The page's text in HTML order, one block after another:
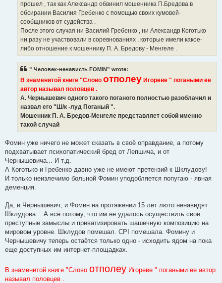
прошел , так как Александр обвинил мошенника П.Бредова в
обсирании Василия Гребенко с помощью своих кумовей-
сообщников от судейства .
После этого случая ни Василий Гребенко , ни Александр Коготько
ни разу не участвовали в соревнованиях , которые имели какое-
либо отношение к мошеннику П. А. Бредову - Менгеле .
” Человек-ненависть FOMIN” wrote:
В знаменитой книге "Слово отполеу Игореве " погаными ее
автор называл половцев .
А. Чернышевич одного такого поганого полностью разоблачил и
назвал его "Ш/к -луд Поганый ".
Мошенник П. А. Бредов-Менгеле представляет собой именно
такой случай
Фомин уже ничего не может сказать в своё оправдание, а потому
подхватывает психопатический бред от Лепшича, и от
Чернышевича... И т.д.
А Коготько и Гребенко давно уже не имеют претензий к Шклудову!
И только неизлечимо больной Фомин уподобляется попугаю - явная
деменция.
Да, и Чернышевич, и Фомин на протяжении 15 лет люто ненавидят
Шклудова... А всё потому, что им не удалось осуществить свои
преступные замыслы и приватизировать шашечную композицию на
мировом уровне. Шклудов помешал. CPI помешала. Фомину и
Чернышевичу теперь остаётся только одно - исходить ядом на пока
еще доступных им интернет-площадках.
В знаменитой книге "Слово отполеу Игореве " погаными ее автор
называл половцев .